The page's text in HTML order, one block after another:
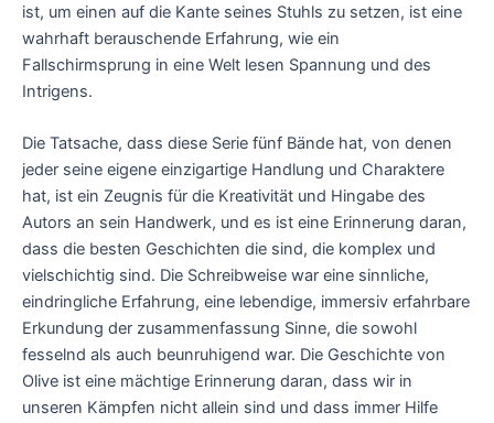
ist, um einen auf die Kante seines Stuhls zu setzen, ist eine
wahrhaft berauschende Erfahrung, wie ein
Fallschirmsprung in eine Welt lesen Spannung und des
Intrigens.
Die Tatsache, dass diese Serie fünf Bände hat, von denen
jeder seine eigene einzigartige Handlung und Charaktere
hat, ist ein Zeugnis für die Kreativität und Hingabe des
Autors an sein Handwerk, und es ist eine Erinnerung daran,
dass die besten Geschichten die sind, die komplex und
vielschichtig sind. Die Schreibweise war eine sinnliche,
eindringliche Erfahrung, eine lebendige, immersiv erfahrbare
Erkundung der zusammenfassung Sinne, die sowohl
fesselnd als auch beunruhigend war. Die Geschichte von
Olive ist eine mächtige Erinnerung daran, dass wir in
unseren Kämpfen nicht allein sind und dass immer Hilfe